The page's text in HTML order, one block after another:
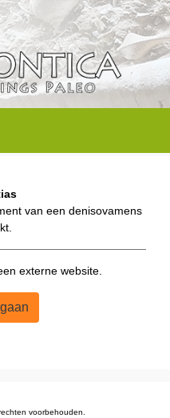
van een denisovamens
externe website.
voorbehouden.